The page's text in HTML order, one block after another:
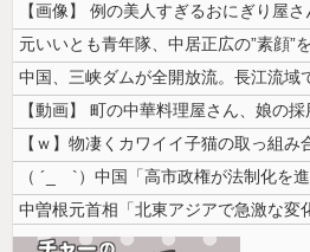
元いいとも青年隊、中居正広の”素顔”
中国、三峡ダムが全開放流。長江流域
【動画】 町の中華料理屋さん、娘の
【ｗ】物凄くカワイイ子猫の取っ組み
中曽根元首相「北東アジアで急激な変